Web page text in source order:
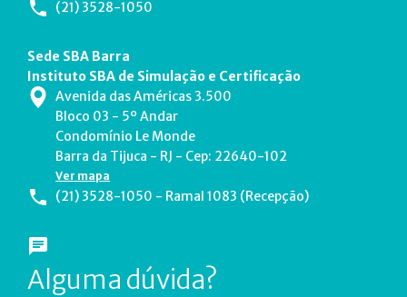
(21) 3528-1050
Sede SBA Barra
Instituto SBA de Simulação e Certificação
Avenida das Américas 3.500
Bloco 03 - 5º Andar
Condomínio Le Monde
Barra da Tijuca - RJ - Cep: 22640-102
Ver mapa
(21) 3528-1050 - Ramal 1083 (Recepção)
Alguma dúvida?